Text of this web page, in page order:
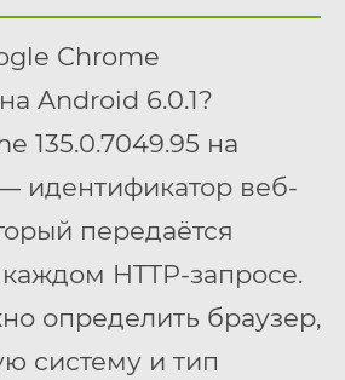
Chrome
Android 6.0.1?
135.0.7049.95 на
идентификатор веб-
передаётся
HTTP-запросе.
определить браузер,
систему и тип